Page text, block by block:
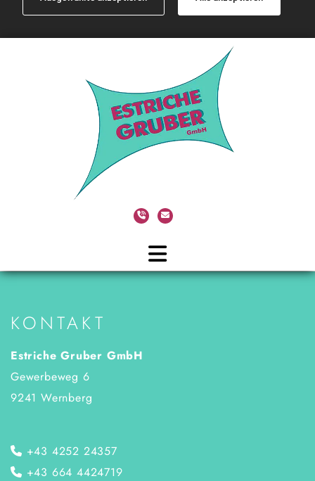
KONTAKT
Estriche Gruber GmbH
Gewerbeweg 6
9241 Wernberg
 +43 4252 24357
 +43 664 4424719